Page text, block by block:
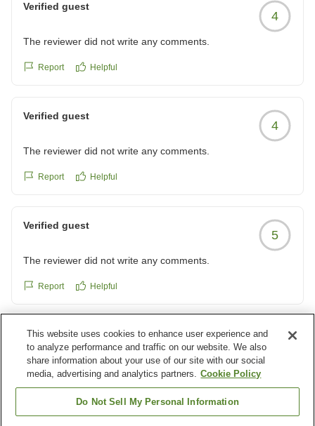
Verified guest
4
The reviewer did not write any comments.
Report Helpful
Verified guest
4
The reviewer did not write any comments.
Report Helpful
Verified guest
5
The reviewer did not write any comments.
Report Helpful
Verified guest
The reviewer did not write any comments.
Helpful
This website uses cookies to enhance user experience and
to analyze performance and traffic on our website. We also
share information about your use of our site with our social
media, advertising and analytics partners. Cookie Policy
Do Not Sell My Personal Information